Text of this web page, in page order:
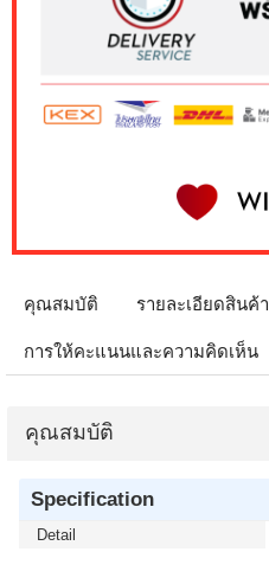
คุณสมบัติ รายละเอียดสินค้า
การให้คะแนนและความคิดเห็น
คุณสมบัติ
Specification
Detail